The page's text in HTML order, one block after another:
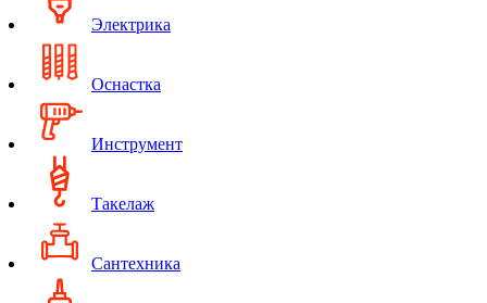
Электрика
Оснастка
Инструмент
Такелаж
Сантехника